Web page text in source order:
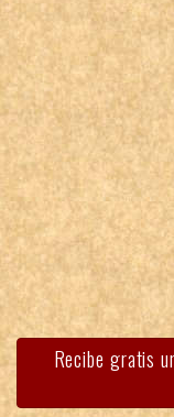
Recibe gratis